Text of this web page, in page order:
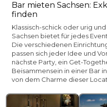
Bar mieten Sachsen:
finden
Klassisch-schick oder urig
Sachsen bietet für jedes
Die verschiedenen
passen sich jeder Idee und
nächste Party, ein Get-
Beisammensein in einer Bar
von dem Charme dieser